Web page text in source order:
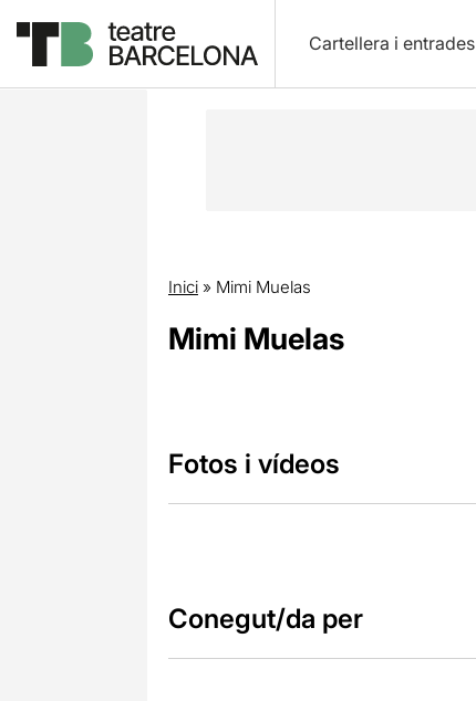
Cartellera i entrades
Inici» Mimi Muelas
Mimi Muelas
Fotos i vídeos
Conegut/da per